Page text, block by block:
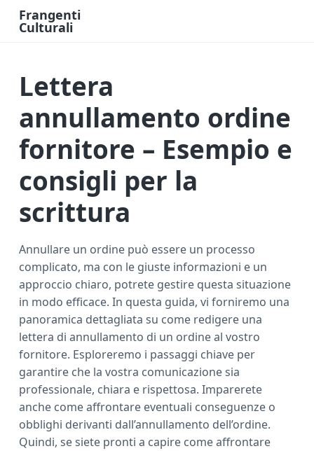
Frangenti
Culturali
r
e
i
n
a
n
z
a
O
n
l
i
n
Lettera
annullamento ordine
fornitore – Esempio e
consigli per la
scrittura
Annullare un ordine può essere un processo
complicato, ma con le giuste informazioni e un
approccio chiaro, potrete gestire questa situazione
in modo efficace. In questa guida, vi forniremo una
panoramica dettagliata su come redigere una
lettera di annullamento di un ordine al vostro
fornitore. Esploreremo i passaggi chiave per
garantire che la vostra comunicazione sia
professionale, chiara e rispettosa. Imparerete
anche come affrontare eventuali conseguenze o
obblighi derivanti dall’annullamento dell’ordine.
Quindi, se siete pronti a capire come affrontare